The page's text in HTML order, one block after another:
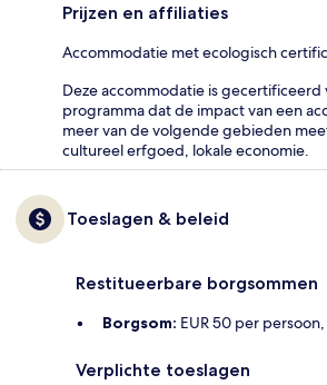
Prijzen en affiliaties
Accommodatie met ecologisch
Deze accommodatie is gecertificeerd
programma dat de impact van een
meer van de volgende gebieden
cultureel erfgoed, lokale economie.
Toeslagen & beleid
Restitueerbare borgsommen
Borgsom: EUR 50 per
Verplichte toeslagen